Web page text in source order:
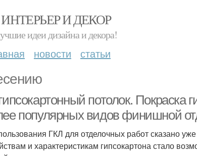
ИНТЕРЬЕР И ДЕКОР
идеи дизайна и декора!
новости статьи
потолок. Покраска
популярных видов финишной
ГКЛ для отделочных работ сказано
и характеристикам гипсокартона стало